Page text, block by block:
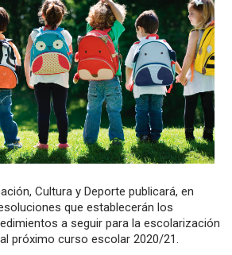
Cultura y Deporte publicará, en
que establecerán los
a seguir para la escolarización
próximo curso escolar 2020/21.